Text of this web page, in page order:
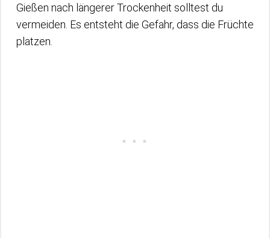
Gießen nach längerer Trockenheit solltest du
vermeiden. Es entsteht die Gefahr, dass die Früchte
platzen.